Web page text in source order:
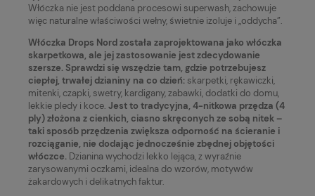
Włóczka nie jest poddana procesowi superwash, zachowuje
więc naturalne właściwości wełny, świetnie izoluje i „oddycha”.
Włóczka Drops Nord została zaprojektowana jako włóczka
skarpetkowa, ale jej zastosowanie jest zdecydowanie
szersze. Sprawdzi się wszędzie tam, gdzie potrzebujesz
ciepłej, trwałej dzianiny na co dzień: skarpetki, rękawiczki,
mitenki, czapki, swetry, kardigany, zabawki, dodatki do domu,
lekkie pledy i koce. Jest to tradycyjna, 4-nitkowa przędza (4
ply) złożona z cienkich, ciasno skręconych ze sobą nitek –
taki sposób przędzenia zwiększa odporność na ścieranie i
rozciąganie, nie dodając jednocześnie zbędnej objętości
włóczce. Dzianina wychodzi lekko lejąca, z wyraźnie
zarysowanymi oczkami, idealna do wzorów, motywów
żakardowych i delikatnych faktur.